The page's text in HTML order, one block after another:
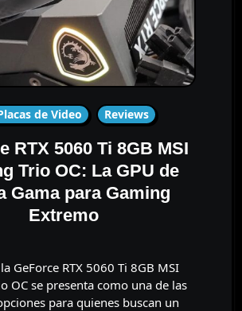
de Video Reviews
RTX 5060 Ti 8GB MSI
Trio OC: La GPU de
Gama para Gaming
Extremo
OC se presenta como una de las
para quienes buscan un